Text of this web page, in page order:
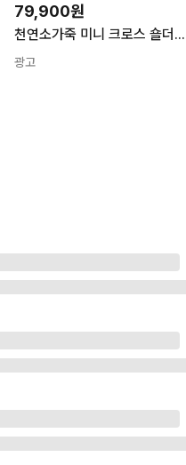
79,900원
천연소가죽 미니 크로스 숄더백 탑핸들 클러치백 손 파우치 디자이너 가방 트렌드 220053
광고